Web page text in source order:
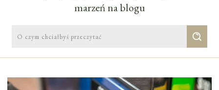
marzeń na blogu